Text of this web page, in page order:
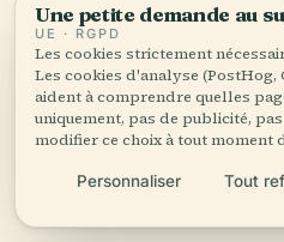
SOURCES
Vérifié,et
Recherché et rédigé par
partir d'archives
et de connaissances locales.
Une petite demande au
UE · RGPD
Les cookies strictement
Les cookies d'analyse (PostHog,
aident à comprendre quelles
uniquement, pas de publicité,
modifier ce choix à tout moment
Personnaliser Tout